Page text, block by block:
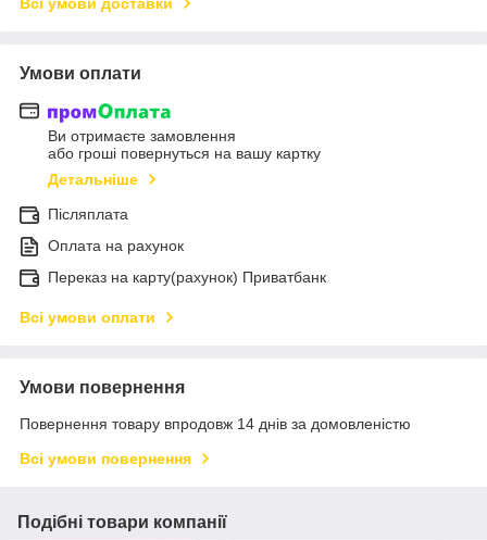
Умови оплати
Ви отримаєте замовлення
або гроші повернуться на вашу картку
Детальніше
Післяплата
Оплата на рахунок
Переказ на карту(рахунок) Приватбанк
Всі умови оплати
Умови повернення
Повернення товару впродовж 14 днів за домовленістю
Всі умови повернення
Подібні товари компанії